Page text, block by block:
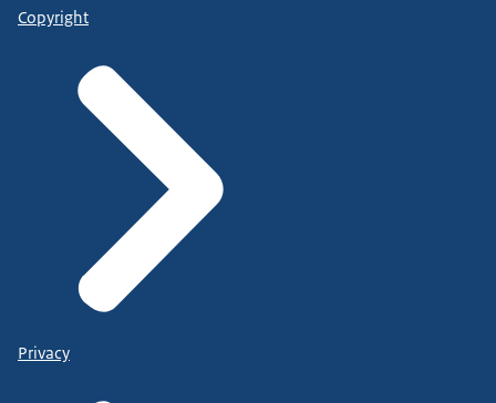
Copyright
Privacy